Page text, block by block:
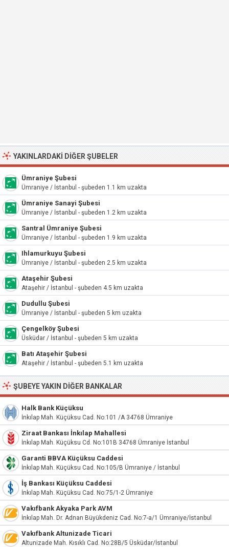
YAKINLARDAKI DIĞER ŞUBELER
Ümraniye Şubesi
Ümraniye / İstanbul - şubeden 1.1 km uzakta
Ümraniye Sanayi Şubesi
Ümraniye / İstanbul - şubeden 1.2 km uzakta
Santral Ümraniye Şubesi
Ümraniye / İstanbul - şubeden 1.9 km uzakta
Ihlamurkuyu Şubesi
Ümraniye / İstanbul - şubeden 2.5 km uzakta
Ataşehir Şubesi
Ataşehir / İstanbul - şubeden 4.5 km uzakta
Dudullu Şubesi
Ümraniye / İstanbul - şubeden 5 km uzakta
Çengelköy Şubesi
Üsküdar / İstanbul - şubeden 5 km uzakta
Batı Ataşehir Şubesi
Ataşehir / İstanbul - şubeden 5.1 km uzakta
ŞUBEYE YAKIN DIĞER BANKALAR
Halk Bank Küçüksu
İnkılap Mah. Küçüksu Cad. No:101 /A 34768 Ümraniye
Ziraat Bankası İnkılap Mahallesi
İnkılap Mah. Küçüksu Cd. No:101B 34768 Ümraniye İstanbul
Garanti BBVA Küçüksu Caddesi
İnkılap Mah. Küçüksu Cad. No:105/B Ümraniye / İstanbul
İş Bankası Küçüksu Caddesi
İnkılap Mah. Küçüksu Cad. No:75/1-2 Ümraniye
Vakıfbank Akyaka Park AVM
İnkılap Mah. Dr. Adnan Büyükdeniz Cad. No:7-a/1 Ümraniye/İstanbul
Vakıfbank Altunizade Ticari
Altunizade Mah. Kısıklı Cad. No:28B/5 Üsküdar/İstanbul